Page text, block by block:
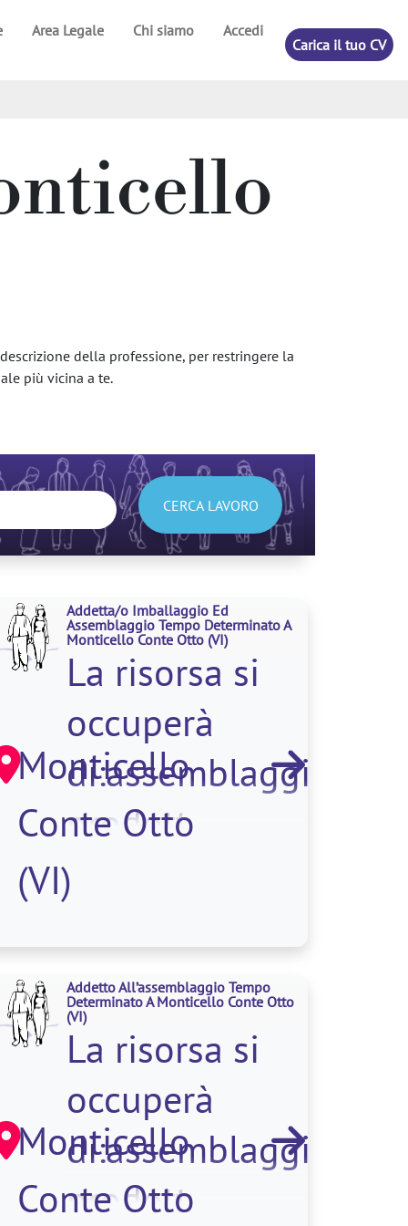
Area Legale Chi siamo
Accedi
Carica il tuo CV
della professione, per restringere la
più vicina a te.
CERCA LAVORO
Addetta/o Imballaggio Ed
Assemblaggio Tempo Determinato A
Monticello Conte Otto(VI)
La risorsa si
occuperà
prodott
Monticello
Conte Otto
(VI)
Addetto All’assemblaggio Tempo
Determinato A Monticello Conte Otto
(VI)
La risorsa si
occuperà
prodott
Monticello
Conte Otto